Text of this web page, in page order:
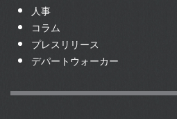
人事
コラム
プレスリリース
デパートウォーカー